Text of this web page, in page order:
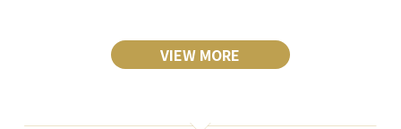
VIEW MORE